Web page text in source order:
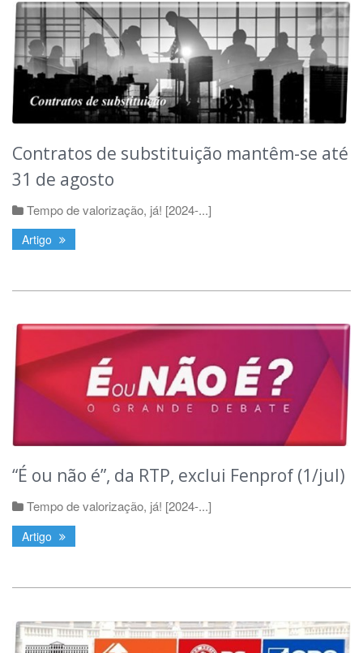
Contratos de substituição mantêm-se até
31 de agosto
Tempo de valorização, já! [2024-...]
Artigo
“É ou não é”, da RTP, exclui Fenprof (1/jul)
Tempo de valorização, já! [2024-...]
Artigo